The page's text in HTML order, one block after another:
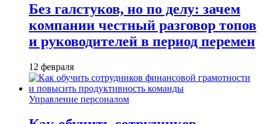
Без галстуков, но по делу: зачем
компании честный разговор топов
и руководителей в период перемен
12 февраля
Управление персоналом